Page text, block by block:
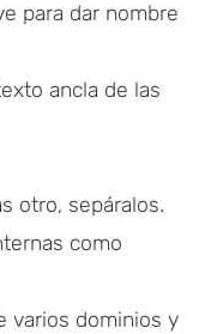
para dar nombre
ancla de las
otro, sepáralos.
como
varios dominios y